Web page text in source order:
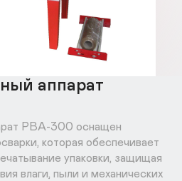
аппарат
РВА-300 оснащен
которая обеспечивает
упаковки, защищая
влаги, пыли и механических